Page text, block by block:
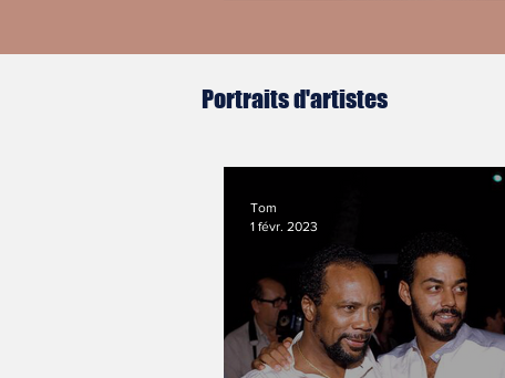
hommage au lover de
Philadelphie
Portraits d'artistes
Tom
1 févr. 2023